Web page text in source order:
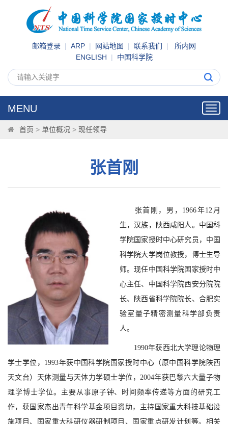
邮箱登录 | ARP | 网站地图 | 联系我们 | 所内网
ENGLISH | 中国科学院
MENU
首页 > 单位概况 > 现任领导
张首刚
张首刚，男，1966年12月
生，汉族，陕西咸阳人。中国科
学院国家授时中心研究员，中国
科学院大学岗位教授，博士生导
师。现任中国科学院国家授时中
心主任、中国科学院西安分院院
长、陕西省科学院院长、合肥实
验室量子精密测量科学部负责
人。
1990年获西北大学理论物理
学士学位，1993年获中国科学院国家授时中心（原中国科学院陕西
天文台）天体测量与天体力学硕士学位，2004年获巴黎六大量子物
理学博士学位。主要从事原子钟、时间频率传递等方面的研究工
作，获国家杰出青年科学基金项目资助，主持国家重大科技基础设
施项目、国家重大科研仪器研制项目、国家重点研发计划等。相关